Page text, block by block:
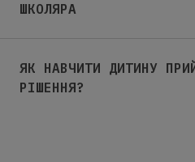
ШКОЛЯРА
ЯК НАВЧИТИ ДИТИНУ
РІШЕННЯ?